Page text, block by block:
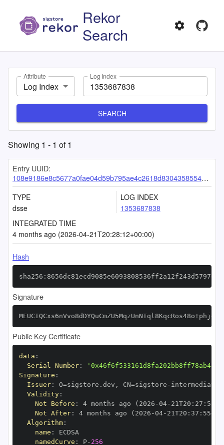
Rekor
Search
Attribute
Log Index
Log Index
SEARCH
Showing 1 - 1 of1
Entry UUID:
108e9186e8c5677a0fae04d59b795ae4c2618d8304358554b9c0176c3892521258e0ac9efa10a2a4
TYPE
dsse
LOG INDEX
1353687838
INTEGRATED TIME
4 months ago (2026-04-21T20:28:12+00:00)
Hash
Signature
Public Key Certificate
data :
Serial Number:
Signature :
Issuer: O=sigstore.dev , CN=sigstore -
Validity:
Not Before : 4 months ago (2026 -04- 21T20 : 27 :
Not After: 4 months ago (2026 -04- 21T20 : 37 : 55+00
Algorithm:
name :
namedCurve : P- 256